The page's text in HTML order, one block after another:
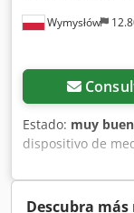
Wymysłów
Estado: muy
dispositivo de
Descubra